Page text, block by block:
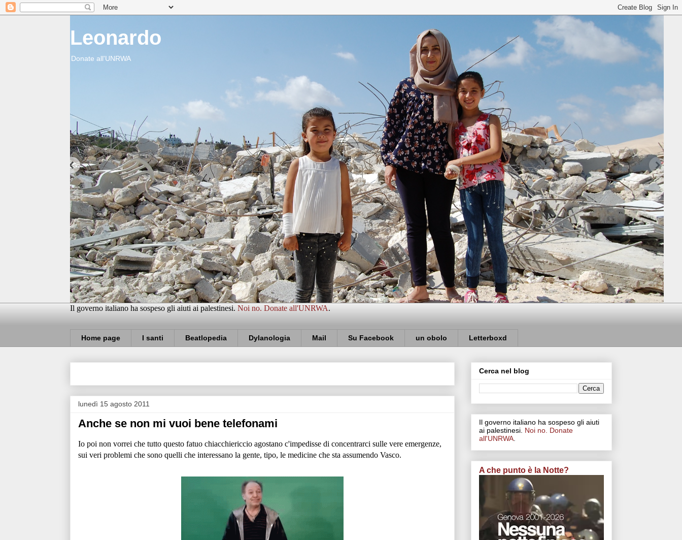
Leonardo
Donate all'UNRWA
Il governo italiano ha sospeso gli aiuti ai palestinesi. Noi no. Donate all'UNRWA.
Home page I santi Beatlopedia Dylanologia Mail Su Facebook un obolo Letterboxd
lunedì 15 agosto 2011
Anche se non mi vuoi bene telefonami
Io poi non vorrei che tutto questo fatuo chiacchiericcio agostano c'impedisse di concentrarci sulle vere emergenze,
sui veri problemi che sono quelli che interessano la gente, tipo, le medicine che sta assumendo Vasco.
Cerca nel blog
Il governo italiano ha sospeso gli aiuti
ai palestinesi. Noi no. Donate
all'UNRWA
A che punto è la Notte?